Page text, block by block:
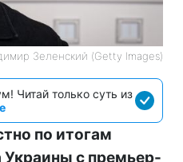
Зеленский (Getty Images)
Читай только суть из
по итогам
Украины с премьер-